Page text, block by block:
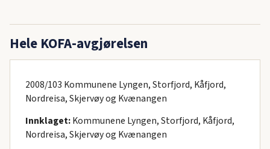
Hele KOFA-avgjørelsen
2008/103 Kommunene Lyngen, Storfjord, Kåfjord,
Nordreisa, Skjervøy og Kvænangen
Innklaget:Kommunene Lyngen, Storfjord, Kåfjord,
Nordreisa, Skjervøy og Kvænangen